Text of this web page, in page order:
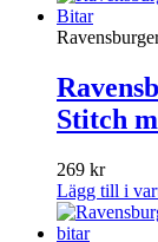
Stitch
269 kr
Lägg till i